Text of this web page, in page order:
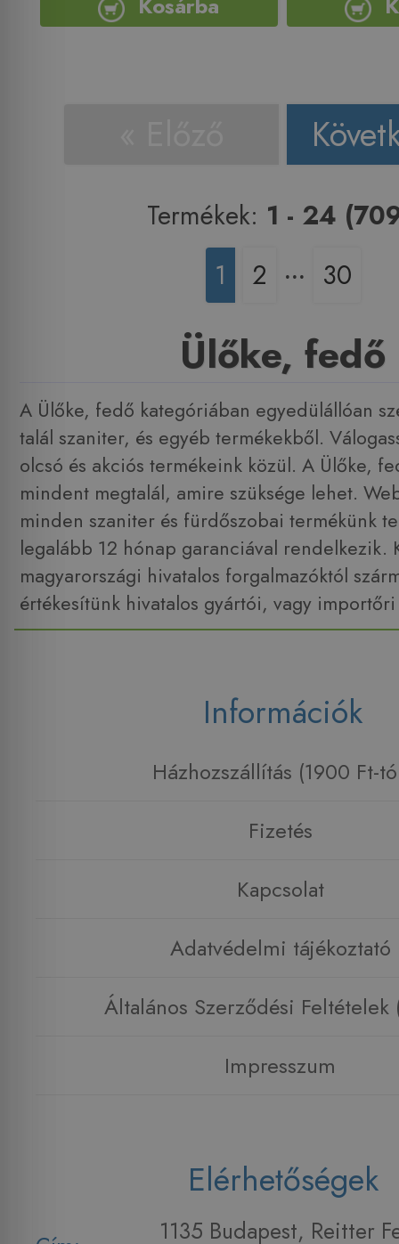
Termékek: 1 - 24
1
2 ‧‧‧ 30
Ülőke, fedő
A Ülőke, fedő kategóriában egyedülállóan
talál szaniter, és egyéb termékekből.
olcsó és akciós termékeink közül. A Ülőke,
mindent megtalál, amire szüksége lehet.
minden szaniter és fürdőszobai termékünk
legalább 12 hónap garanciával rendelkezik.
magyarországi hivatalos forgalmazóktól
értékesítünk hivatalos gyártói, vagy
Információk
Házhozszállítás (1900 Ft-
Fizetés
Kapcsolat
Adatvédelmi tájékoztató
Általános Szerződési Feltételek
Impresszum
Elérhetőségek
1135 Budapest, Reitter